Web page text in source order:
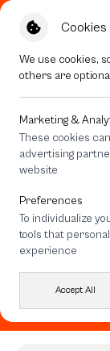
Cookies
We use cookies,
others are optional
Marketing &
These cookies
advertising
website
Preferences
To individualize
tools that
experience
Accept All
Get 50% off
Home All Products
PopGrip Stand